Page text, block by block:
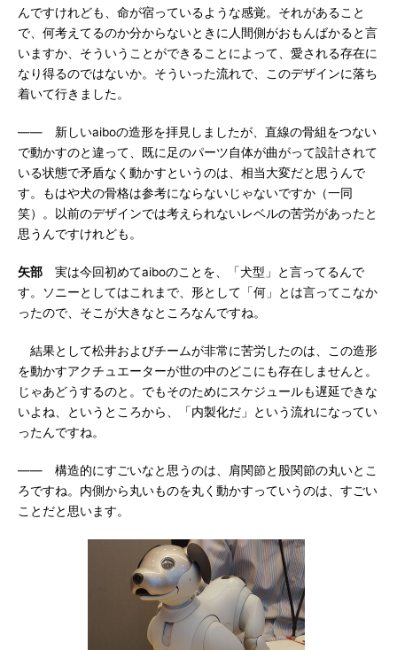
んですけれども、命が宿っているような感覚。それがあること
で、何考えてるのか分からないときに人間側がおもんばかると言
いますか、そういうことができることによって、愛される存在に
なり得るのではないか。そういった流れで、このデザインに落ち
着いて行きました。
―― 新しいaiboの造形を拝見しましたが、直線の骨組をつない
で動かすのと違って、既に足のパーツ自体が曲がって設計されて
いる状態で矛盾なく動かすというのは、相当大変だと思うんで
す。もはや犬の骨格は参考にならないじゃないですか（一同
笑）。以前のデザインでは考えられないレベルの苦労があったと
思うんですけれども。
矢部 実は今回初めてaiboのことを、「犬型」と言ってるんで
す。ソニーとしてはこれまで、形として「何」とは言ってこなか
ったので、そこが大きなところなんですね。
結果として松井およびチームが非常に苦労したのは、この造形
を動かすアクチュエーターが世の中のどこにも存在しませんと。
じゃあどうするのと。でもそのためにスケジュールも遅延できな
いよね、というところから、「内製化だ」という流れになってい
ったんですね。
―― 構造的にすごいなと思うのは、肩関節と股関節の丸いとこ
ろですね。内側から丸いものを丸く動かすっていうのは、すごい
ことだと思います。